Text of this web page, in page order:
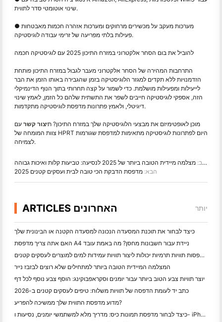
שינוי אוטומטי סדר לתווית.
● מערכות מעקב על מכשירים מרחוקים ומערכות אזהרה חכמות מאבטחות
פעילות בלתי מפריעה של זרימי עבודה לוגיסטיקה.
להוביל את בום הסחר אלקטרוני במזרח התיכון 2025 עם לוגיסטיקה חכמה
התרחבות המהירה של הסחר אלקטרוני מעבר לגבול במזרח התיכון פותחת
הזדמנויות ללא תקדים למגזר הלוגיסטיקה בזמן שהגבירה באותו הזמן את הבר
לייעילות ומפעילות מושלמת. כדי לשמור על קצה תחרותי בתוך הנוף הדינמיקלי
הזה, אספקי לוגיסטיקה חייבים לשפר את התשתית שלהם כל הזמן, לאמץ שינוי
דיגיטלי, ולאמץ פתרונות מדפסת לוגיסטיקה מתקדמות.
מוכן לאופטימיזם את מבצעי הלוגיסטיקה שלך במזרח התיכון? תיצור קשר עם
צוות המומחה של HPRT היום לפתרונות לוגיסטיקה מתאימות למדפסת שגורמות
לצמיחה.
פרב:
מצלמה מיידית הטובה ביותר של 2025 לנסיעה: טביעות קלות ואיכות גבוהה
הבא: מדפסת הדבקת הכי טובה לבית ועסקים קטנים 2025
ARTICLES האחרונים יותר
כיצד לבחור את תוכנת המסעדה הנכונה למסעדה הקטנה או הבינונית שלך
האם אתה צריך מדפסת A4 ניידת עבור חשבונות מחסן? מה באמת עובד
האם מדפסות תוויות תרמיות יכולות ליצור תוויות עמידות למים למוצרים לעסקים קטנים?
המצלמה המיידית הטובה ביותר למתחילים שלא רוצים לבזבז נייר
יוצר תוויות צבע הטוב ביותר עבור יומנים וסקראפבוקינג: הוסף צבע נוסף לכל דף
כתב יד לעומת הדפסה של תוויות משלוח: טיפים לעסקים קטנים ב-2026
מדוע מדפסת התווית שלך ממשיכה להפריע?
כיצד לבחור מדפסת תמונות כיס: מדריך מלא למשתמשי יומנים, נסיעות ו- iPhone